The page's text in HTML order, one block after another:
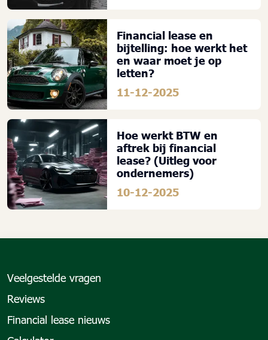
Financial lease en
bijtelling: hoe werkt het
en waar moet je op
letten?
11-12-2025
Hoe werkt BTW en
aftrek bij financial
lease? (Uitleg voor
ondernemers)
10-12-2025
Veelgestelde vragen
Reviews
Financial lease nieuws